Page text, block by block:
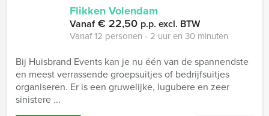
Flikken Volendam
Vanaf€ 22,50 p.p. excl. BTW
Vanaf 12 personen ‐ 2 uur en 30 minuten
Bij Huisbrand Events kan je nu één van de spannendste
en meest verrassende groepsuitjes of bedrijfsuitjes
organiseren. Er is een gruwelijke, lugubere en zeer
sinistere ...